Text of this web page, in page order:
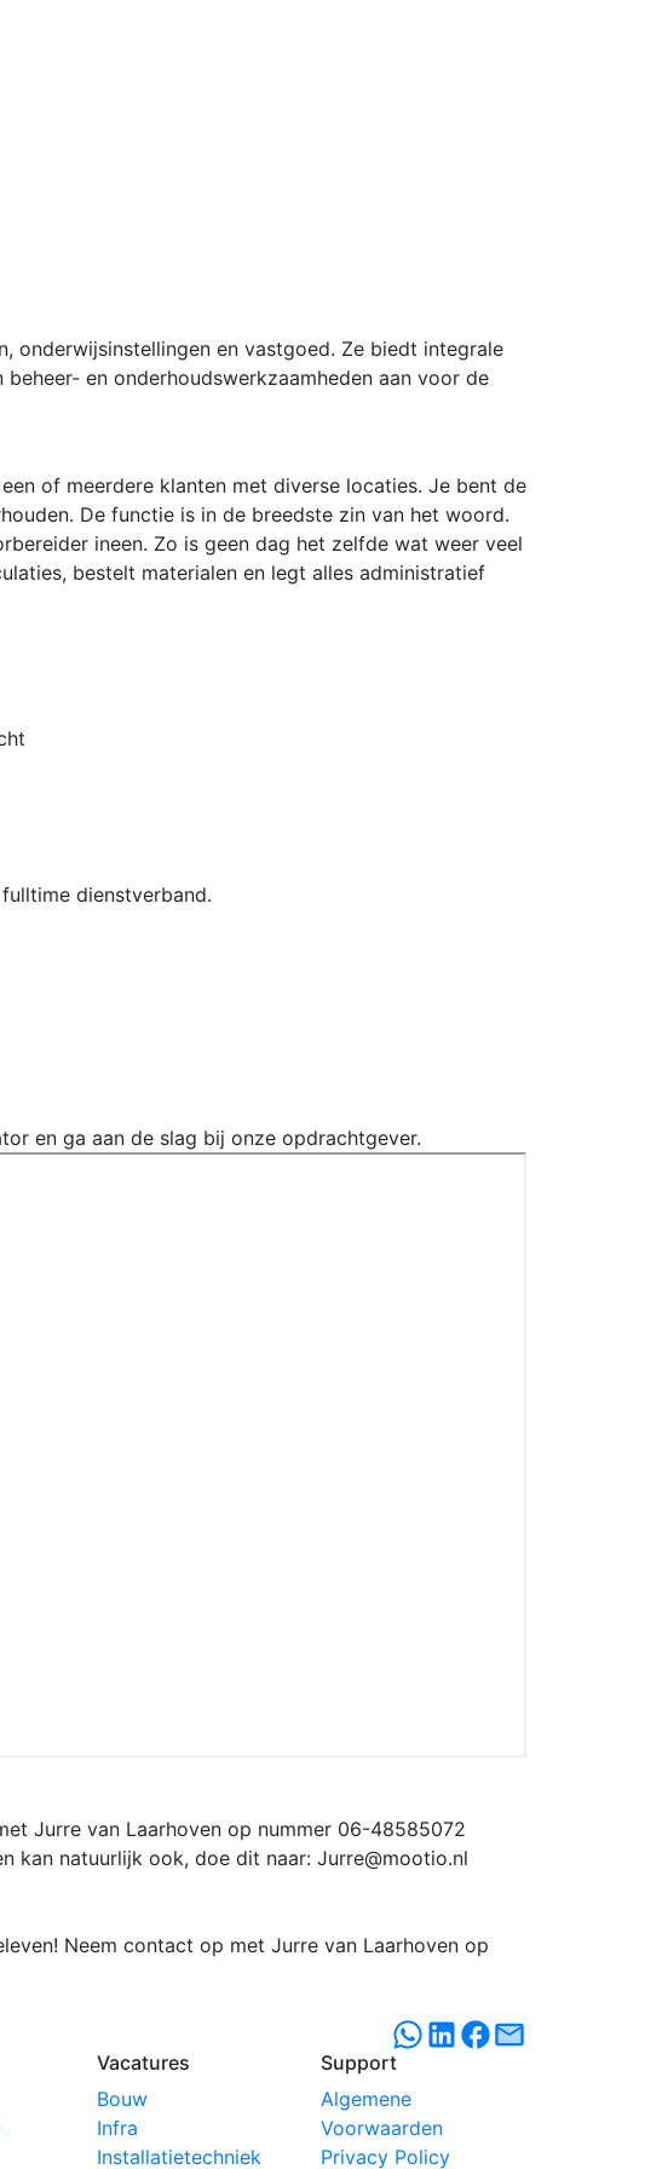
en vastgoed. Ze biedt integrale
en onderhoudswerkzaamheden aan voor de
of meerdere klanten met diverse locaties. Je bent de
De functie is in de breedste zin van het woord.
ineen. Zo is geen dag het zelfde wat weer veel
bestelt materialen en legt alles administratief
dienstverband.
en ga aan de slag bij onze opdrachtgever.
Jurre van Laarhoven op nummer 06-48585072
kan natuurlijk ook, doe dit naar: Jurre@mootio.nl
Neem contact op met Jurre van Laarhoven op
Vacatures
Bouw
Infra
Installatietechniek
Support
Algemene
Voorwaarden
Privacy Policy